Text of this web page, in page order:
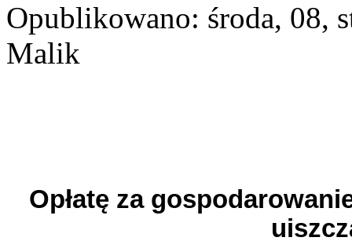
Opublikowano: środa, 08,
Malik
Opłatę za